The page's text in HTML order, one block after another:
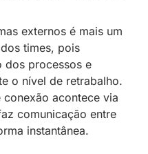
externos é mais um
times, pois
dos processos e
o nível de retrabalho.
acontece via
comunicação entre
instantânea.